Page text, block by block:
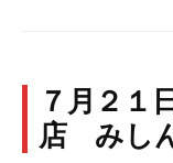
７月２１
店 みし